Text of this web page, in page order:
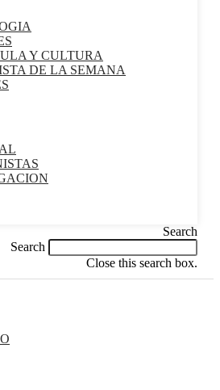
Y CULTURA
DE LA SEMANA
Search
Search
Close this search box.